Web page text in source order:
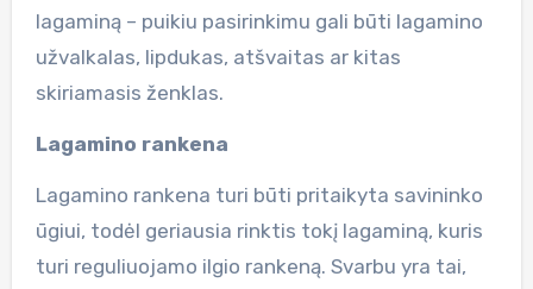
lagaminą – puikiu pasirinkimu gali būti lagamino
užvalkalas, lipdukas, atšvaitas ar kitas
skiriamasis ženklas.
Lagamino rankena
Lagamino rankena turi būti pritaikyta savininko
ūgiui, todėl geriausia rinktis tokį lagaminą, kuris
turi reguliuojamo ilgio rankeną. Svarbu yra tai,